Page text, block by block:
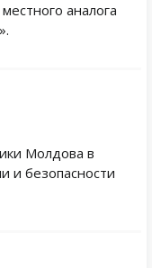
аналога
Молдова в
и безопасности